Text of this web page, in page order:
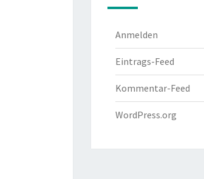
Anmelden
Eintrags-Feed
Kommentar-Feed
WordPress.org